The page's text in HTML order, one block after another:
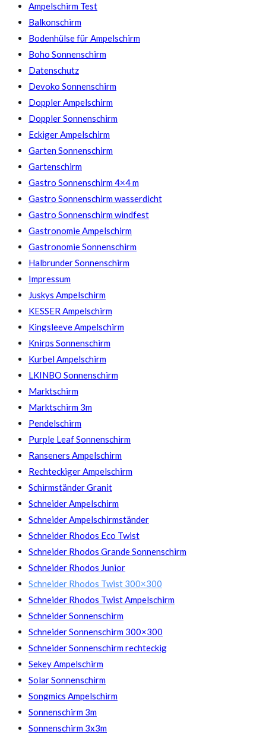
Ampelschirm Test
Balkonschirm
Bodenhülse für Ampelschirm
Boho Sonnenschirm
Datenschutz
Devoko Sonnenschirm
Doppler Ampelschirm
Doppler Sonnenschirm
Eckiger Ampelschirm
Garten Sonnenschirm
Gartenschirm
Gastro Sonnenschirm 4×4 m
Gastro Sonnenschirm wasserdicht
Gastro Sonnenschirm windfest
Gastronomie Ampelschirm
Gastronomie Sonnenschirm
Halbrunder Sonnenschirm
Impressum
Juskys Ampelschirm
KESSER Ampelschirm
Kingsleeve Ampelschirm
Knirps Sonnenschirm
Kurbel Ampelschirm
LKINBO Sonnenschirm
Marktschirm
Marktschirm 3m
Pendelschirm
Purple Leaf Sonnenschirm
Ranseners Ampelschirm
Rechteckiger Ampelschirm
Schirmständer Granit
Schneider Ampelschirm
Schneider Ampelschirmständer
Schneider Rhodos Eco Twist
Schneider Rhodos Grande Sonnenschirm
Schneider Rhodos Junior
Schneider Rhodos Twist 300×300
Schneider Rhodos Twist Ampelschirm
Schneider Sonnenschirm
Schneider Sonnenschirm 300×300
Schneider Sonnenschirm rechteckig
Sekey Ampelschirm
Solar Sonnenschirm
Songmics Ampelschirm
Sonnenschirm 3m
Sonnenschirm 3x3m